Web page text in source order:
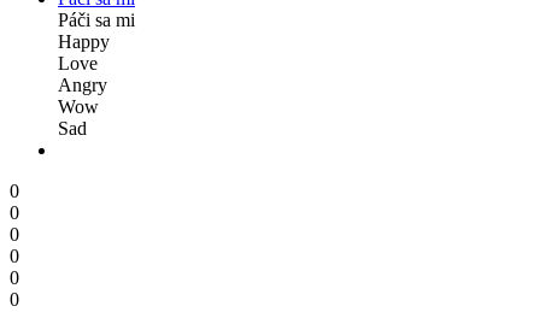
Páči sa mi
Happy
Love
Angry
Wow
Sad
0
0
0
0
0
0